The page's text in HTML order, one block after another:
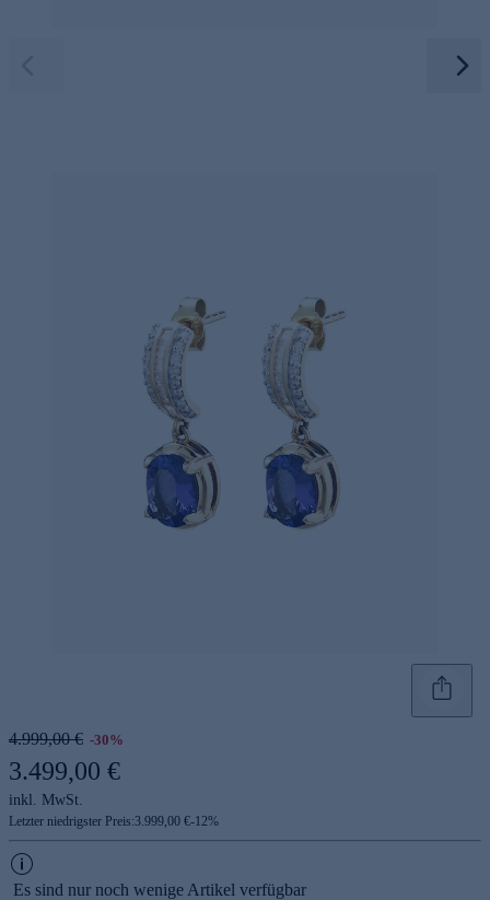
4.999,00 € -30%
3.499,00 €
inkl. MwSt.
Letzter niedrigster Preis:3.999,00 €-12%
Es sind nur noch wenige Artikel verfügbar